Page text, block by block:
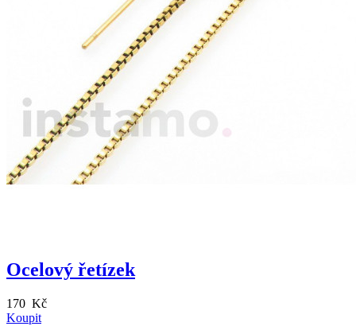
Ocelový řetízek
170 Kč
Koupit